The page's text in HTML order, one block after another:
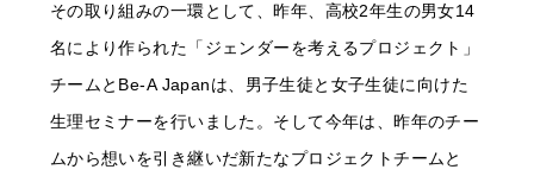
その取り組みの一環として、昨年、高校2年生の男女14
名により作られた「ジェンダーを考えるプロジェクト」
チームとBe-A Japanは、男子生徒と女子生徒に向けた
生理セミナーを行いました。そして今年は、昨年のチー
ムから想いを引き継いだ新たなプロジェクトチームと